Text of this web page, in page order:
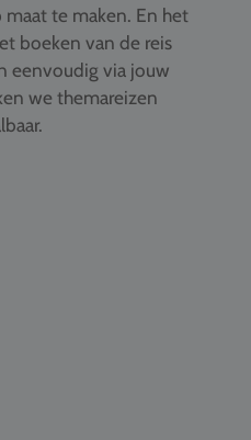
te maken. En het
boeken van de reis
eenvoudig via jouw
we themareizen